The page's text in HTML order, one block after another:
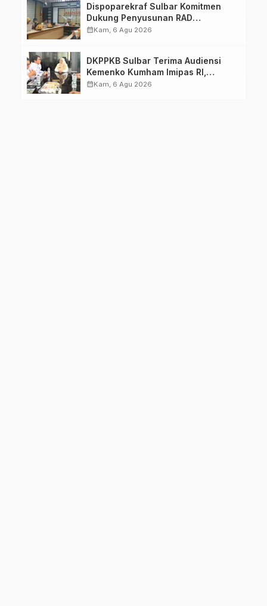
Dispoparekraf Sulbar Komitmen
Dukung Penyusunan RAD
TPB/SDGs Sulawesi Barat
calendar_monthKam, 6 Agu 2026
DKPPKB Sulbar Terima Audiensi
Kemenko Kumham Imipas RI,
Perkuat Pelayanan Kesehatan bagi
calendar_monthKam, 6 Agu 2026